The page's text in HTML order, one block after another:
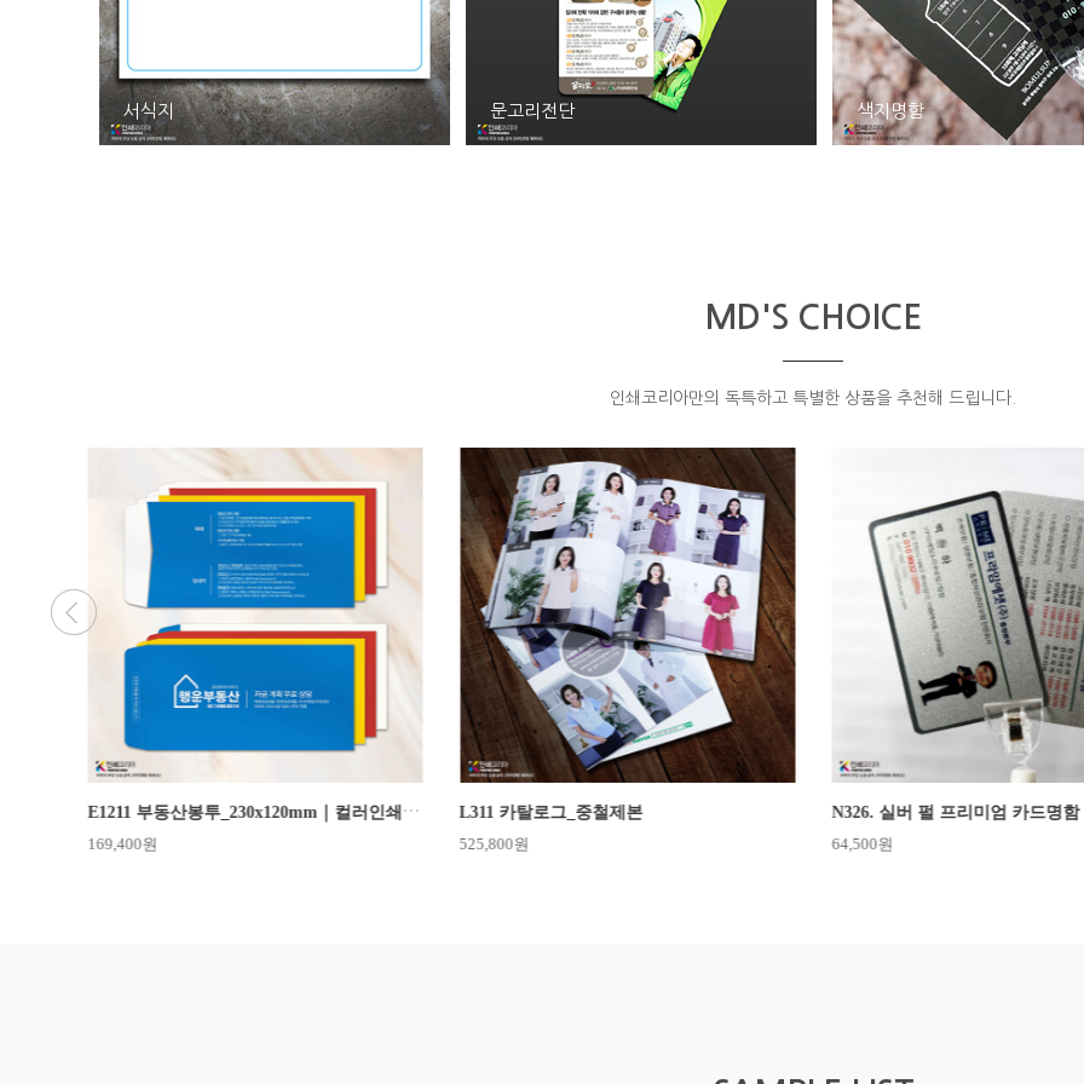
서식지 문고리전단 색지명함
MD'S CHOICE
인쇄코리아만의 독특하고 특별한 상품을 추천해 드립니다.
E1211 부동산봉투_230x120mm｜컬러인쇄, 다대봉투
169,400원
L311 카탈로그_중철제본
525,800원
64,500원